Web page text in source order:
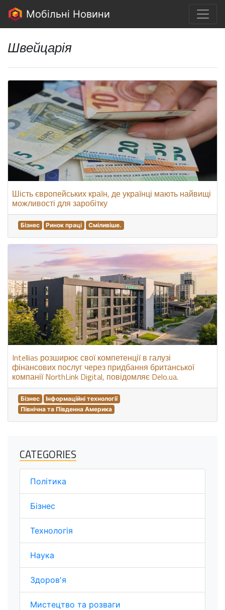
Мобільні Новини
Швейцарія
Шість європейських країн, де українці мають найвищі
можливості для заробітку
Бізнес Ринок праці Сміливіше.
Intellias розширює свої компетенції в галузі
фінансових послуг через придбання британської
компанії NorthLink Digital, повідомляє Delo.ua.
Бізнес
Інформаційні технології
Північна та Південна Америка
CATEGORIES
Політика
Бізнес
Технологія
Наука
Здоров'я
Мистецтво та розваги